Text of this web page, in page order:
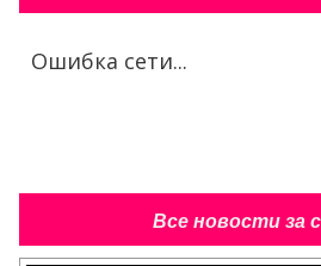
Ошибка сети...
Все новости за